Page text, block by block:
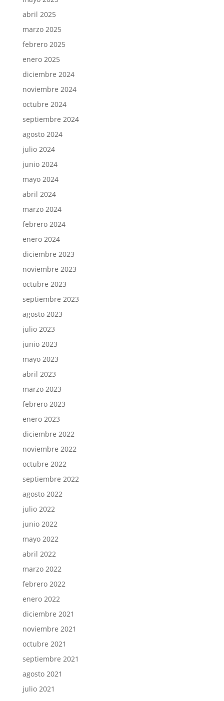
abril 2025
marzo 2025
febrero 2025
enero 2025
diciembre 2024
noviembre 2024
octubre 2024
septiembre 2024
agosto 2024
julio 2024
junio 2024
mayo 2024
abril 2024
marzo 2024
febrero 2024
enero 2024
diciembre 2023
noviembre 2023
octubre 2023
septiembre 2023
agosto 2023
julio 2023
junio 2023
mayo 2023
abril 2023
marzo 2023
febrero 2023
enero 2023
diciembre 2022
noviembre 2022
octubre 2022
septiembre 2022
agosto 2022
julio 2022
junio 2022
mayo 2022
abril 2022
marzo 2022
febrero 2022
enero 2022
diciembre 2021
noviembre 2021
octubre 2021
septiembre 2021
agosto 2021
julio 2021